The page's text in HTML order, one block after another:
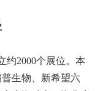
约2000个展位。本
生物、新希望六